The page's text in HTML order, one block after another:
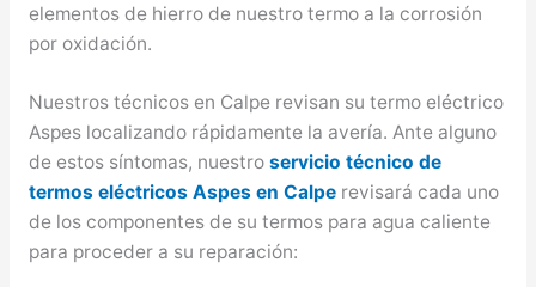
elementos de hierro de nuestro termo a la corrosión
por oxidación.
Nuestros técnicos en Calpe revisan su termo eléctrico
Aspes localizando rápidamente la avería. Ante alguno
de estos síntomas, nuestro servicio técnico de
termos eléctricos Aspes en Calperevisará cada uno
de los componentes de su termos para agua caliente
para proceder a su reparación: